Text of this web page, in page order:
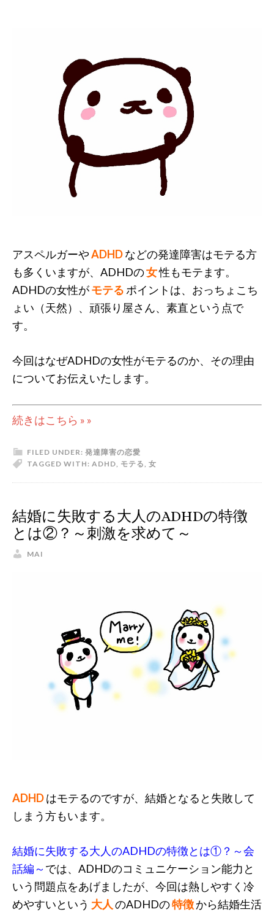
アスペルガーやADHDなどの発達障害はモテる方
も多くいますが、ADHDの女性もモテます。
ADHDの女性がモテる ポイントは、おっちょこち
ょい（天然）、頑張り屋さん、素直という点で
す。
今回はなぜADHDの女性がモテるのか、その理由
についてお伝えいたします。
続きはこちら » »
FILED UNDER: 発達障害の恋愛
TAGGED WITH: ADHD, モテる, 女
結婚に失敗する大人のADHDの特徴
とは②？～刺激を求めて～
MAI
ADHDはモテるのですが、結婚となると失敗して
しまう方もいます。
結婚に失敗する大人のADHDの特徴とは①？～会
話編～ では、ADHDのコミュニケーション能力と
いう問題点をあげましたが、今回は熱しやすく冷
めやすいという 大人 のADHDの特徴から結婚生活